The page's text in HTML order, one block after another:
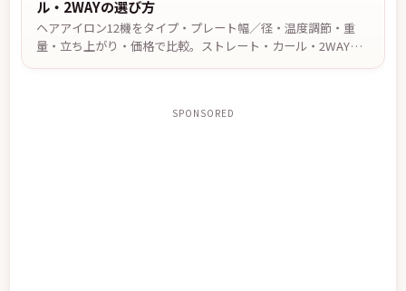
ル・2WAYの選び方
ヘアアイロン12機をタイプ・プレート幅／径・温度調節・重
量・立ち上がり・価格で比較。ストレート・カール・2WAYの
違いや、前髪・ショート・ロング・くせ毛など目的別の選び
SPONSORED